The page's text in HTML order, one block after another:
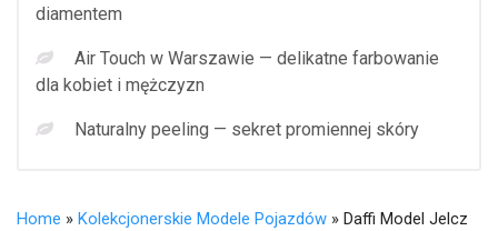
diamentem
Air Touch w Warszawie — delikatne farbowanie
dla kobiet i mężczyzn
Naturalny peeling — sekret promiennej skóry
Home » Kolekcjonerskie Modele Pojazdów » Daffi Model Jelcz